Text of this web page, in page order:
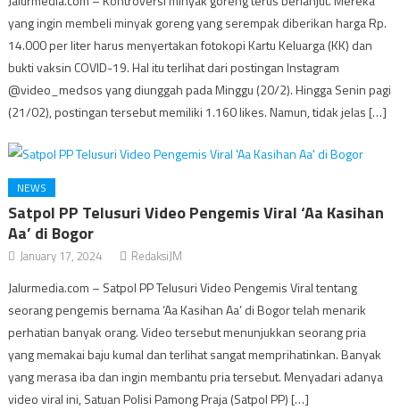
yang ingin membeli minyak goreng yang serempak diberikan harga Rp.
14.000 per liter harus menyertakan fotokopi Kartu Keluarga (KK) dan
bukti vaksin COVID-19. Hal itu terlihat dari postingan Instagram
@video_medsos yang diunggah pada Minggu (20/2). Hingga Senin pagi
(21/02), postingan tersebut memiliki 1.160 likes. Namun, tidak jelas […]
NEWS
Satpol PP Telusuri Video Pengemis Viral ‘Aa Kasihan
Aa’ di Bogor
January 17, 2024 RedaksiJM
Jalurmedia.com – Satpol PP Telusuri Video Pengemis Viral tentang
seorang pengemis bernama ‘Aa Kasihan Aa’ di Bogor telah menarik
perhatian banyak orang. Video tersebut menunjukkan seorang pria
yang memakai baju kumal dan terlihat sangat memprihatinkan. Banyak
yang merasa iba dan ingin membantu pria tersebut. Menyadari adanya
video viral ini, Satuan Polisi Pamong Praja (Satpol PP) […]